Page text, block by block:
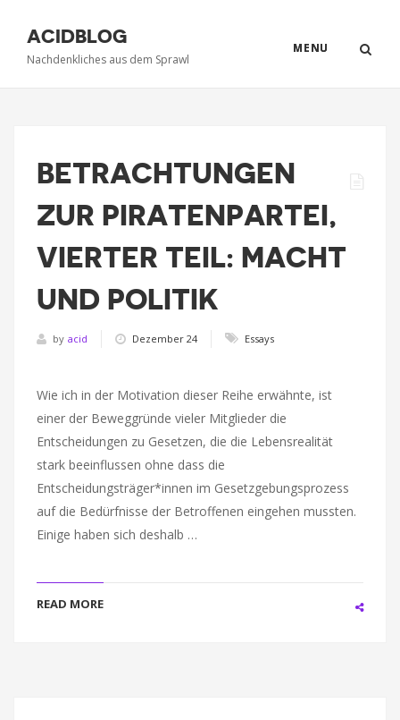
MENU
ACIDBLOG
Nachdenkliches aus dem Sprawl
BETRACHTUNGEN
ZUR PIRATENPARTEI,
VIERTER TEIL: MACHT
UND POLITIK
by acid Dezember 24 Essays
Wie ich in der Motivation dieser Reihe erwähnte, ist
einer der Beweggründe vieler Mitglieder die
Entscheidungen zu Gesetzen, die die Lebensrealität
stark beeinflussen ohne dass die
Entscheidungsträger*innen im Gesetzgebungsprozess
auf die Bedürfnisse der Betroffenen eingehen mussten.
Einige haben sich deshalb …
READ MORE